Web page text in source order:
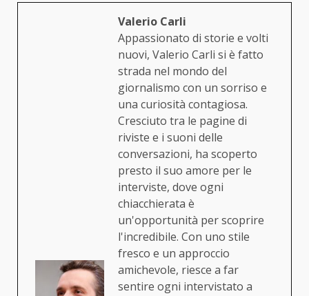
Valerio Carli
Appassionato di storie e volti
nuovi, Valerio Carli si è fatto
strada nel mondo del
giornalismo con un sorriso e
una curiosità contagiosa.
Cresciuto tra le pagine di
riviste e i suoni delle
conversazioni, ha scoperto
presto il suo amore per le
interviste, dove ogni
chiacchierata è
un'opportunità per scoprire
l'incredibile. Con uno stile
fresco e un approccio
amichevole, riesce a far
sentire ogni intervistato a